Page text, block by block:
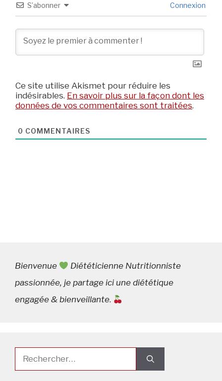
S’abonner Connexion
Ce site utilise Akismet pour réduire les
indésirables. En savoir plus sur la façon dont les
données de vos commentaires sont traitées.
0 COMMENTAIRES
Bienvenue
Diététicienne Nutritionniste
passionnée, je partage ici une diététique
engagée & bienveillante.
Rechercher :